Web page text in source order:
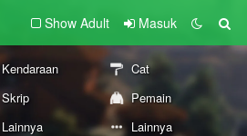
Show Adult Masuk
Kendaraan
Cat
Skrip
Pemain
Lainnya Lainnya